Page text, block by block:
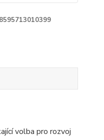
8595713010399
volba pro rozvoj